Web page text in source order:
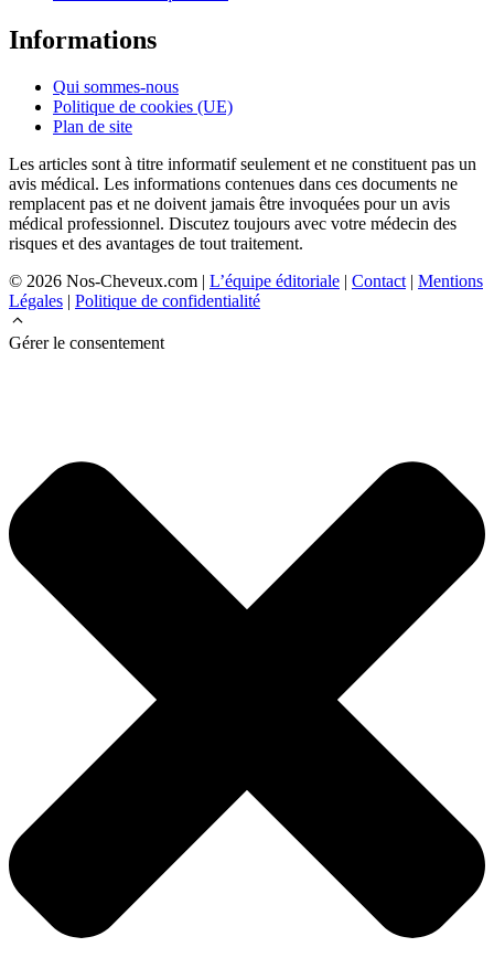
Informations
Qui sommes-nous
Politique de cookies (UE)
Plan de site
Les articles sont à titre informatif seulement et ne constituent pas un
avis médical. Les informations contenues dans ces documents ne
remplacent pas et ne doivent jamais être invoquées pour un avis
médical professionnel. Discutez toujours avec votre médecin des
risques et des avantages de tout traitement.
© 2026 Nos-Cheveux.com | L’équipe éditoriale | Contact | Mentions
Légales | Politique de confidentialité
Gérer le consentement